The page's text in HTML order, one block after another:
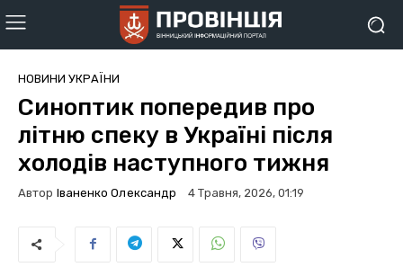
НОВИНИ УКРАЇНИ
Синоптик попередив про
літню спеку в Україні після
холодів наступного тижня
Автор Іваненко Олександр 4 Травня, 2026, 01:19